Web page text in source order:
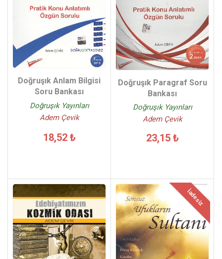
Doğruşık Anlam Bilgisi
Soru Bankası
Doğruşık Yayınları
Adem Çevik
18,52 ₺
Doğruşık Paragraf Soru
Bankası
Doğruşık Yayınları
Adem Çevik
23,15 ₺
İadesiz